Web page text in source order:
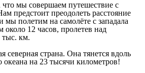
что мы совершаем путешествие с
предстоит преодолеть расстояние
мы полетим на самолёте с западала
около 12 часов, пролетев над
тыс. км.
северная страна. Она тянется вдоль
океана на 23 тысячи километров!